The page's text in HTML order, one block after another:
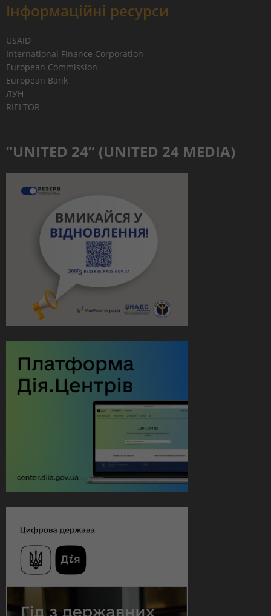
Інформаційні ресурси
USAID
International Finance Corporation
European Commission
European Bank
ЛУН
RIELTOR
“UNITED 24” (UNITED 24 MEDIA)